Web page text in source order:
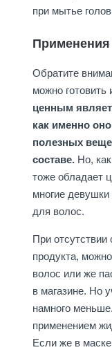
при мытье
Обратите
можно готовить
ценным
как именно
полезных
составе.Но,
тоже обладает
многие
для волос.
При отсутствии
продукта,
волос или же
в магазине. Но
намного
применением
Если же в